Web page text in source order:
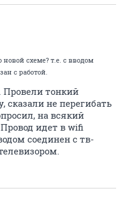
схеме? т.е. с вводом
с работой.
тонкий
сказали не перегибать
на всякий
идет в wifi
соединен с тв-